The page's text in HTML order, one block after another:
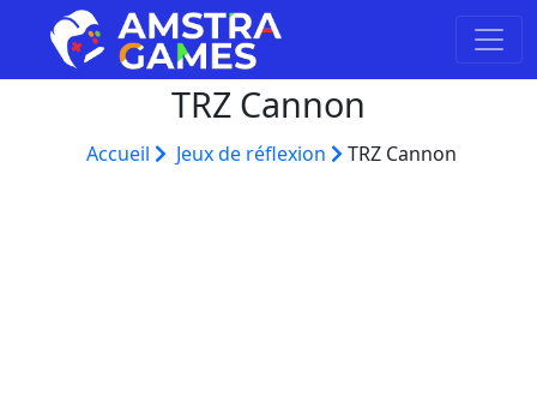
TRZ Cannon
Accueil Jeux de réflexion TRZ Cannon